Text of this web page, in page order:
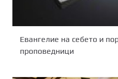
Евангелие на себето и
проповедници